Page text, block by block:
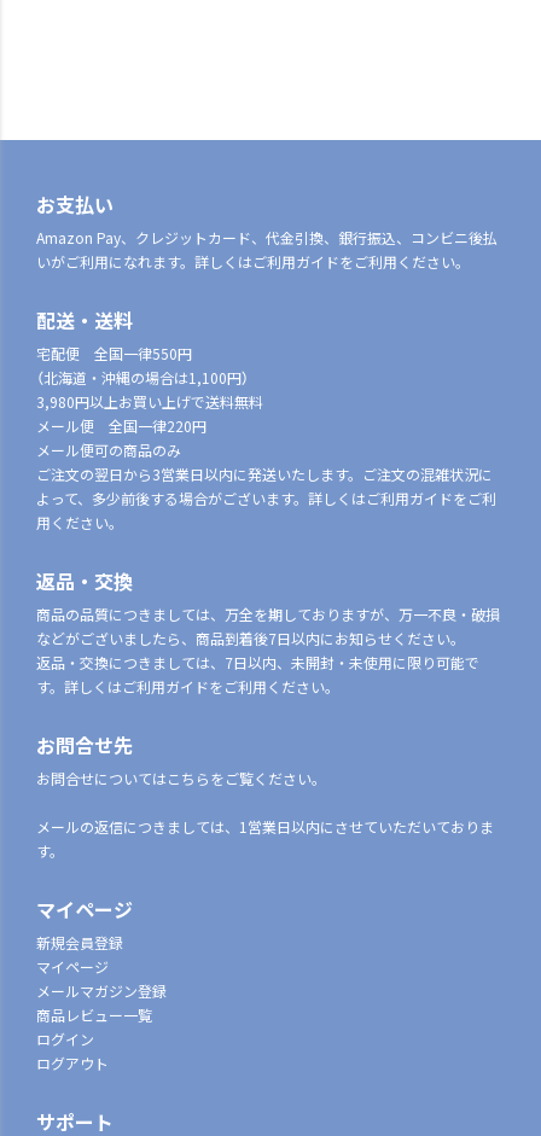
お支払い
Amazon Pay、クレジットカード、代金引換、銀行振込、コンビニ後払
いがご利用になれます。詳しくはご利用ガイドをご利用ください。
配送・送料
宅配便 全国一律550円
（北海道・沖縄の場合は1,100円）
3,980円以上お買い上げで送料無料
メール便 全国一律220円
メール便可の商品のみ
ご注文の翌日から3営業日以内に発送いたします。ご注文の混雑状況に
よって、多少前後する場合がございます。詳しくはご利用ガイドをご利
用ください。
返品・交換
商品の品質につきましては、万全を期しておりますが、万一不良・破損
などがございましたら、商品到着後7日以内にお知らせください。
返品・交換につきましては、7日以内、未開封・未使用に限り可能で
す。詳しくはご利用ガイドをご利用ください。
お問合せ先
お問合せについてはこちらをご覧ください。
メールの返信につきましては、1営業日以内にさせていただいておりま
す。
マイページ
新規会員登録
マイページ
メールマガジン登録
商品レビュー一覧
ログイン
ログアウト
サポート